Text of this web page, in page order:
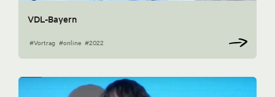
VDL-Bayern
#Vortrag #online #2022